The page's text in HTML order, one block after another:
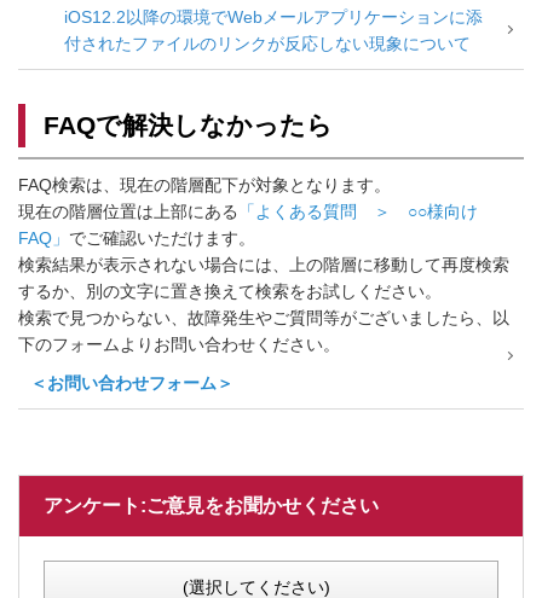
iOS12.2以降の環境でWebメールアプリケーションに添
付されたファイルのリンクが反応しない現象について
FAQで解決しなかったら
FAQ検索は、現在の階層配下が対象となります。
現在の階層位置は上部にある
「よくある質問 ＞ ○○様向け
FAQ」 でご確認いただけます。
検索結果が表示されない場合には、上の階層に移動して再度検索
するか、別の文字に置き換えて検索をお試しください。
検索で見つからない、故障発生やご質問等がございましたら、以
下のフォームよりお問い合わせください。
＜お問い合わせフォーム＞
アンケート:ご意見をお聞かせください
(選択してください)